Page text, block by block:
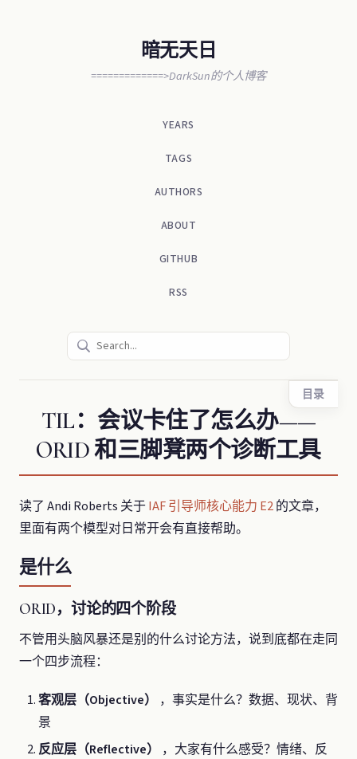
暗无天日
=============>DarkSun的个人博客
YEARS
TAGS
AUTHORS
ABOUT
GITHUB
RSS
TIL：会议卡住了怎么办——
ORID 和三脚凳两个诊断工具
目录
读了 Andi Roberts 关于IAF 引导师核心能力 E2的文章，
里面有两个模型对日常开会有直接帮助。
是什么
ORID，讨论的四个阶段
不管用头脑风暴还是别的什么讨论方法，说到底都在走同
一个四步流程：
客观层（Objective）
，事实是什么？数据、现状、背
景
反应层（Reflective）
，大家有什么感受？情绪、反